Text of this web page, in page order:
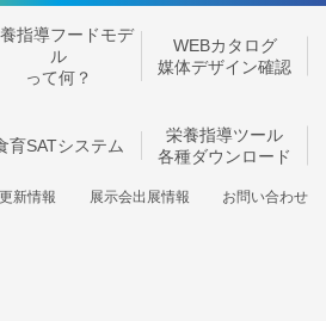
指導フードモデ
ル
って何？
WEBカタログ
媒体デザイン確認
育SATシステム
栄養指導ツール
各種ダウンロード
新情報 展示会出展情報
お問い合わせ